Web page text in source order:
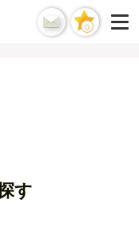
0
す